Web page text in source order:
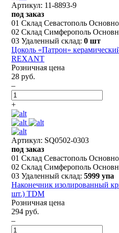
Артикул: 11-8893-9
под заказ
01 Склад Севастополь
02 Склад Симферополь
03 Удаленный склад: 0 шт
Цоколь «Патрон»
REXANT
Розничная цена
28 руб.
–
+
Артикул: SQ0502-0303
под заказ
01 Склад Севастополь
02 Склад Симферополь
03 Удаленный склад: 5999 упа
Наконечник изолированный
шт.) TDM
Розничная цена
294 руб.
–